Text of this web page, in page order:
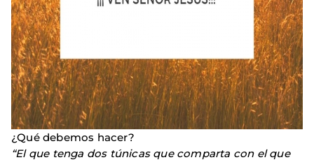
¿Qué debemos hacer?
“El que tenga dos túnicas que comparta con el que